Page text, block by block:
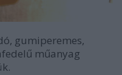
gumiperemes,
műanyag